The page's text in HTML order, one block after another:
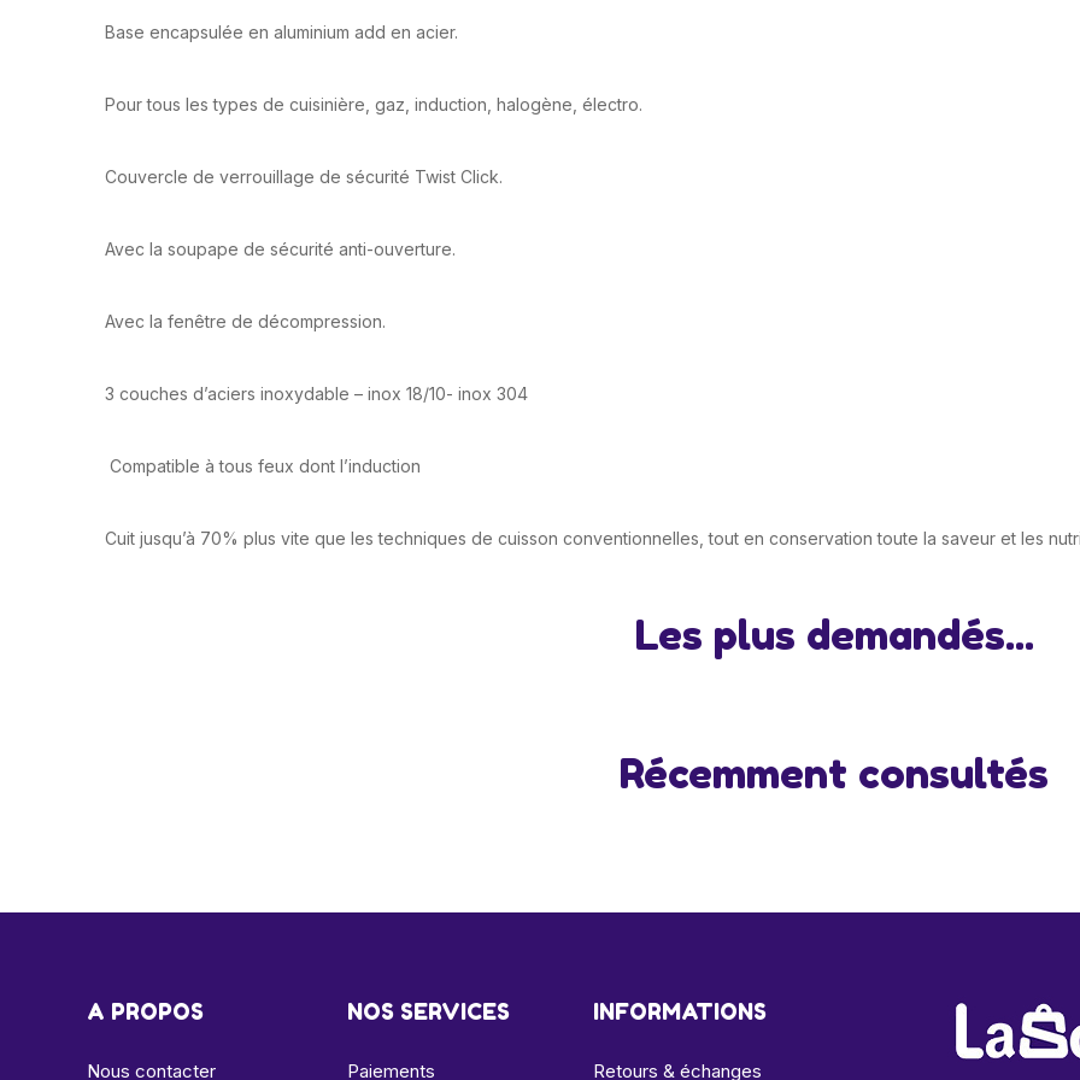
Base encapsulée en aluminium add en acier.
Pour tous les types de cuisinière, gaz, induction, halogène, électro.
Couvercle de verrouillage de sécurité Twist Click.
Avec la soupape de sécurité anti-ouverture.
Avec la fenêtre de décompression.
3 couches d’aciers inoxydable – inox 18/10- inox 304
Compatible à tous feux dont l’induction
Cuit jusqu’à 70% plus vite que les techniques de cuisson conventionnelles, tout en conservation toute la saveur et les
Les plus demandés...
Récemment consultés
A PROPOS
Nous contacter
NOS SERVICES
Paiements
INFORMATIONS
Retours & échanges